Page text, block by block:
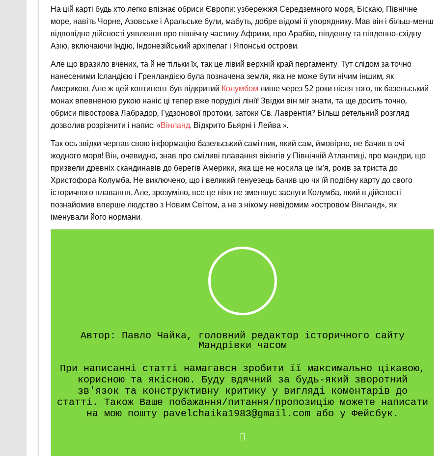
На цій карті будь хто легко впізнає обриси Європи: узбережжя Середземного моря, Біскаю, Північне
море, навіть Чорне, Азовське і Аральське були, мабуть, добре відомі її упоряднику. Мав він і більш-менш
відповідне дійсності уявлення про північну частину Африки, про Арабію, південну та південно-східну
Азію, включаючи Індію, Індонезійський архіпелаг і Японські острови.
Але що вразило вчених, та й не тільки їх, так це лівий верхній край пергаменту. Тут слідом за точно
нанесеними Ісландією і Гренландією була позначена земля, яка не може бути нічим іншим, як
Америкою. Але ж цей континент був відкритий Колумбом лише через 52 роки після того, як базельський
монах впевненою рукою наніс ці тепер вже поруділі лінії! Звідки він міг знати, та ще досить точно,
обриси півострова Лабрадор, Гудзонової протоки, затоки Св. Лаврентія? Більш ретельний розгляд
дозволив розрізнити і напис: «Вінланд. Відкрито Бьярні і Лейва ».
Так ось звідки черпав свою інформацію базельський самітник, який сам, ймовірно, не бачив в очі
жодного моря! Він, очевидно, знав про сміливі плавання вікінгів у Північній Атлантиці, про мандри, що
призвели древніх скандинавів до берегів Америки, яка ще не носила це ім’я, років за триста до
Христофора Колумба. Не виключено, що і великий генуезець бачив цю чи їй подібну карту до свого
історичного плавання. Але, зрозуміло, все це ніяк не зменшує заслуги Колумба, який в дійсності
познайомив вперше людство з Новим Світом, а не з нікому невідомим «островом Вінланд», як
іменували його нормани.
Автор: Павло Чайка, головний редактор історичного сайту
Мандрівки часом
При написанні статті намагався зробити її максимально цікавою,
корисною та якісною. Буду вдячний за будь-який зворотний
зв'язок та конструктивну критику у вигляді коментарів до
статті. Також Ваше побажання/питання/пропозицію можете написати
на мою пошту pavelchaika1983@gmail.com або у Фейсбук.